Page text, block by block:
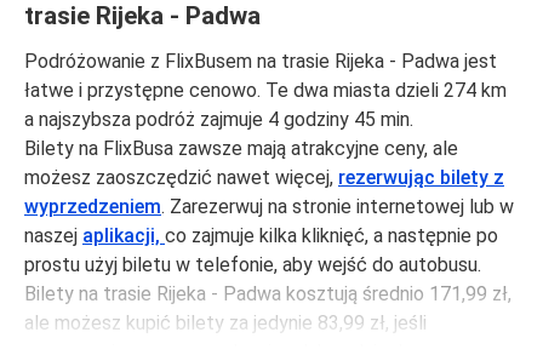
trasie Rijeka - Padwa
Podróżowanie z FlixBusem na trasie Rijeka - Padwa jest
łatwe i przystępne cenowo. Te dwa miasta dzieli 274 km
a najszybsza podróż zajmuje 4 godziny 45 min.
Bilety na FlixBusa zawsze mają atrakcyjne ceny, ale
możesz zaoszczędzić nawet więcej, rezerwując bilety z
wyprzedzeniem. Zarezerwuj na stronie internetowej lub w
naszej aplikacji, co zajmuje kilka kliknięć, a następnie po
prostu użyj biletu w telefonie, aby wejść do autobusu.
Bilety na trasie Rijeka - Padwa kosztują średnio 171,99 zł,
ale możesz kupić bilety za jedynie 83,99 zł, jeśli